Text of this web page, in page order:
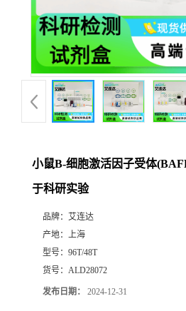
小鼠B-细胞激活因子受体
于科研实验
品牌： 艾连达
产地： 上海
型号： 96T/48T
货号： ALD28072
发布日期： 2024-12-31